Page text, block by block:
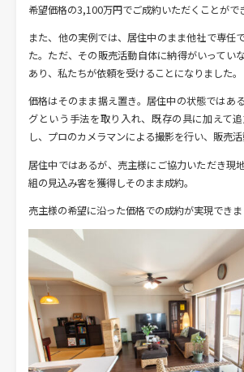
希望価格の3,100万円でご成約いただくことがで
また、他の実例では、居住中のまま他社で専任
た。ただ、その販売活動自体に納得がいってい
あり、私たちが依頼を受けることになりました。
価格はそのまま据え置き。居住中の状態ではあ
グという手法を取り入れ、既存の具に加えて
し、プロのカメラマンによる撮影を行い、販売活
居住中ではあるが、売主様にご協力いただき現
組の見込み客を獲得しそのまま成約。
売主様の希望に沿った価格での成約が実現できま